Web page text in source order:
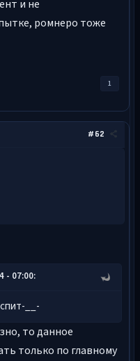
и не
ромнеро тоже
1
#62
- 07:00:
__-
то данное
только по главному